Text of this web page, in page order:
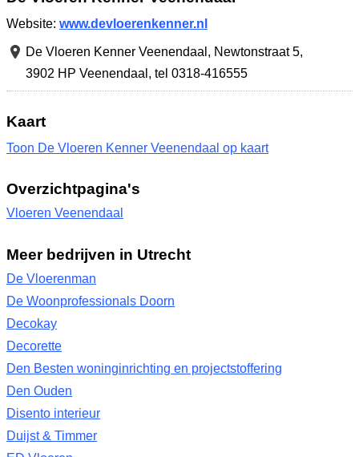
Website: www.devloerenkenner.nl
De Vloeren Kenner Veenendaal, Newtonstraat 5,
3902 HP Veenendaal , tel 0318-416555
Kaart
Toon De Vloeren Kenner Veenendaal op kaart
Overzichtpagina's
Vloeren Veenendaal
Meer bedrijven in Utrecht
De Vloerenman
De Woonprofessionals Doorn
Decokay
Decorette
Den Besten woninginrichting en projectstoffering
Den Ouden
Disento interieur
Duijst & Timmer